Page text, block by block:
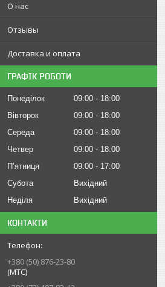
О нас
Отзывы
Доставка и оплата
ГРАФІК РОБОТИ
Понеділок 09:00
18:00
Вівторок
09:00
18:00
Середа
09:00
18:00
Четвер
09:00
18:00
Пʼятниця
09:00
17:00
Субота
Вихідний
Неділя
Вихідний
КОНТАКТИ
+380 (50) 876-23-80
(МТС)